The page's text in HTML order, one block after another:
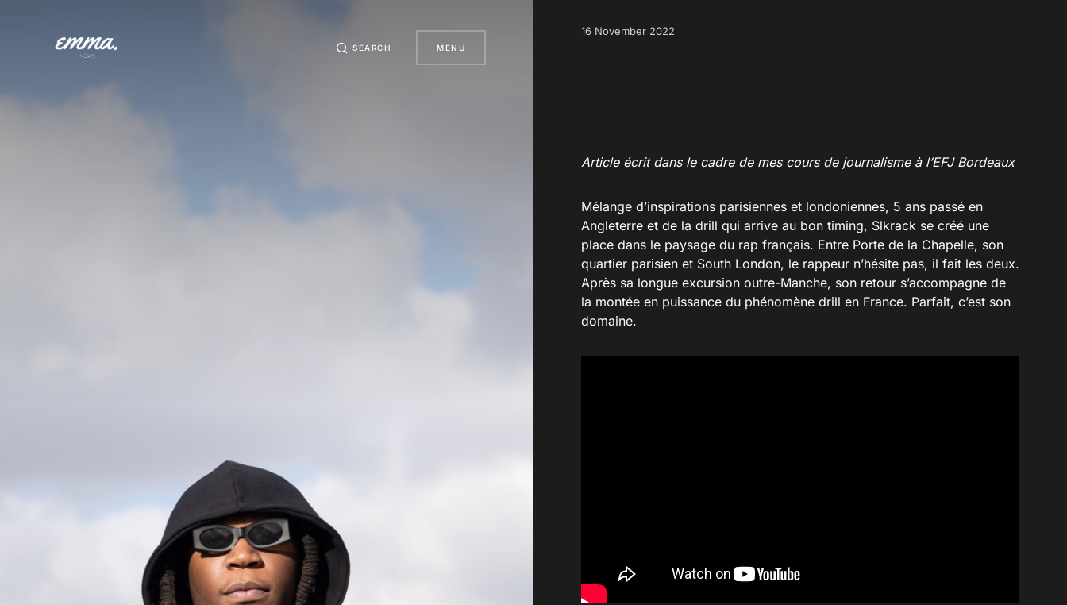
SEARCH MENU
16 November 2022
Article écrit dans le cadre de mes cours de journalisme à l’EFJ Bordeaux
Mélange d’inspirations parisiennes et londoniennes, 5 ans passé en
Angleterre et de la drill qui arrive au bon timing, Slkrack se créé une
place dans le paysage du rap français. Entre Porte de la Chapelle, son
quartier parisien et South London, le rappeur n’hésite pas, il fait les deux.
Après sa longue excursion outre-Manche, son retour s’accompagne de
la montée en puissance du phénomène drill en France. Parfait, c’est son
domaine.